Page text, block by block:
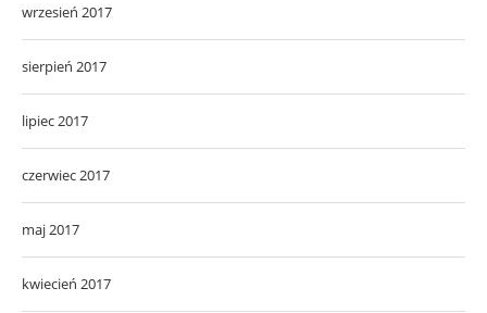
wrzesień 2017
sierpień 2017
lipiec 2017
czerwiec 2017
maj 2017
kwiecień 2017